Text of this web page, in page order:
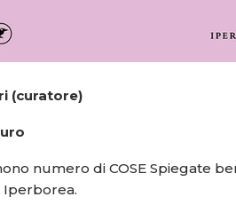
(curatore)
numero di COSE Spiegate
Iperborea.